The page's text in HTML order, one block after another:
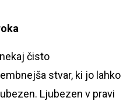
čisto
stvar, ki jo lahko
Ljubezen v pravi